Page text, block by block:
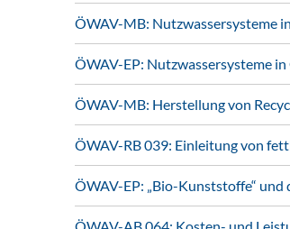
ÖWAV-MB: Nutzwassersysteme
ÖWAV-EP: Nutzwassersysteme
ÖWAV-MB: Herstellung von
ÖWAV-RB 039: Einleitung von
ÖWAV-EP: „Bio-Kunststoffe“